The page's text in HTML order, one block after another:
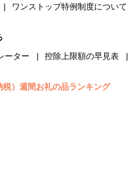
ワンストップ特例制度について
ーター
控除上限額の早見表
）週間お礼の品ランキング